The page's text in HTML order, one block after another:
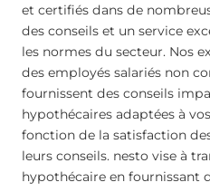
et certifiés dans de
des conseils et un service
les normes du secteur. Nos
des employés salariés non
fournissent des conseils
hypothécaires adaptées à
fonction de la satisfaction
leurs conseils. nesto vise à
hypothécaire en fournissant